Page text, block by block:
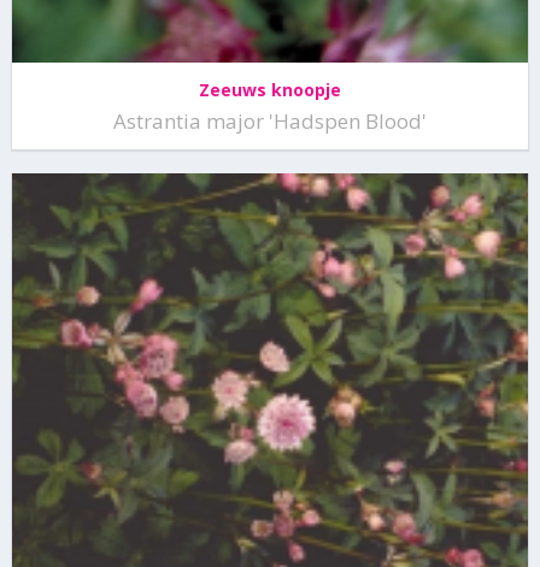
Zeeuws knoopje
Astrantia major 'Hadspen Blood'